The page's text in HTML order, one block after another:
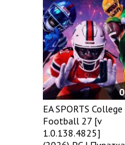
0
EA SPORTS College
Football 27 [v
1.0.138.4825]